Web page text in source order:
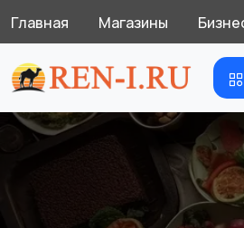
Главная Магазины